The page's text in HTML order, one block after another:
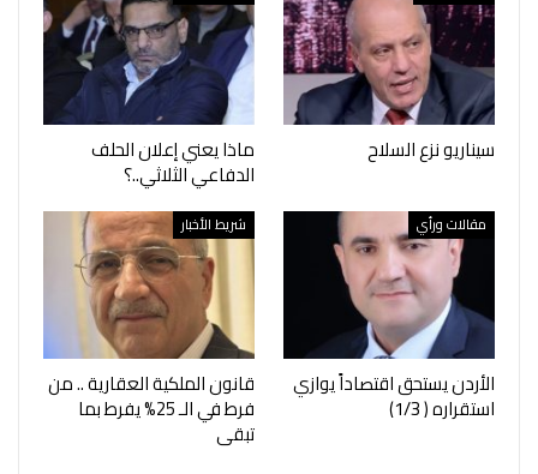
سيناريو نزع السلاح ماذا يعني إعلان الحلف
الدفاعي الثلاثي..؟
مقالات ورأي
الأردن يستحق اقتصاداً يوازي
استقراره ( 1/3)
شريط الأخبار
قانون الملكية العقارية .. من
فرط في الـ 25% يفرط بما
تبقى